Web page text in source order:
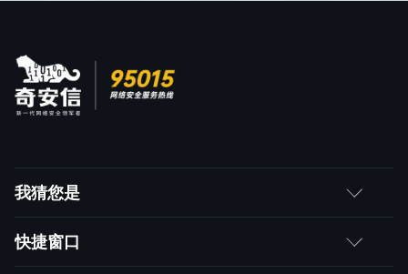
我猜您是
客户
快捷窗口